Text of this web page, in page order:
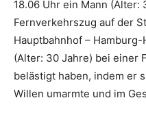
18.06 Uhr ein Mann
Fernverkehrszug auf der
Hauptbahnhof –
(Alter: 30 Jahre) bei einer
belästigt haben, indem er
Willen umarmte und im